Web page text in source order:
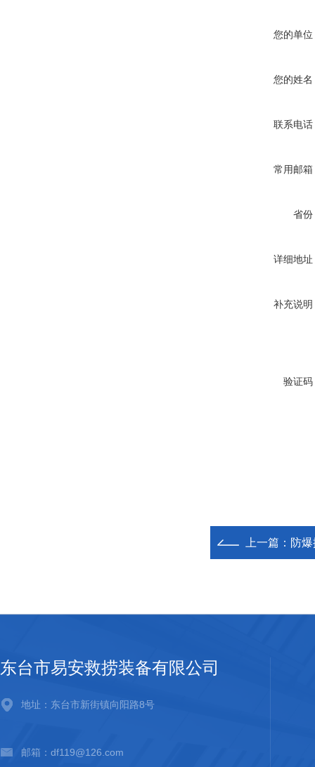
您的单位
您的姓名
联系电话
常用邮箱
省份
详细地址
补充说明
验证码
上一篇： 防
东台市易安救捞装备有限公司
地址：东台市新街镇向阳路8号
邮箱：df119@126.com